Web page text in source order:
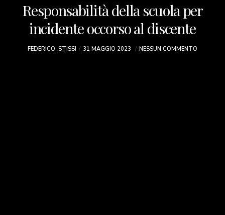
Responsabilità della scuola per
incidente occorso al discente
FEDERICO_STISSI 31 MAGGIO 2023 NESSUN COMMENTO